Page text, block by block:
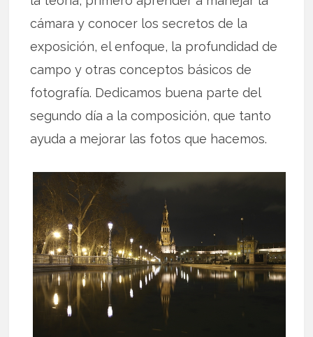
cámara y conocer los secretos de la
exposición, el enfoque, la profundidad de
campo y otras conceptos básicos de
fotografía. Dedicamos buena parte del
segundo día a la composición, que tanto
ayuda a mejorar las fotos que hacemos.